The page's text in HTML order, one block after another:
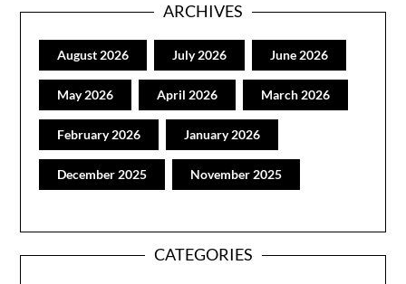
ARCHIVES
August 2026 July 2026 June 2026
May 2026 April 2026 March 2026
February 2026 January 2026
December 2025 November 2025
CATEGORIES